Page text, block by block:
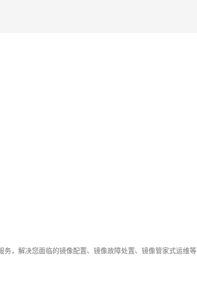
务，解决您面临的镜像配置、镜像故障处置、镜像管家式运维等